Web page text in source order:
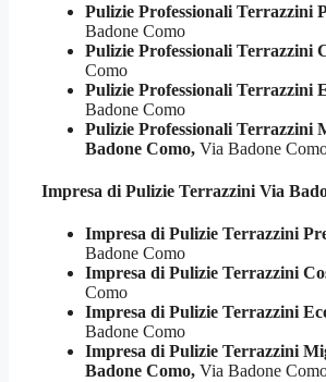
Pulizie Professionali Terrazzini
Badone Como
Pulizie Professionali Terrazzini
Como
Pulizie Professionali Terrazzini
Badone Como
Pulizie Professionali Terrazzini
Badone Como, Via Badone
Impresa di Pulizie Terrazzini Via
Impresa di Pulizie Terrazzini
Badone Como
Impresa di Pulizie Terrazzini
Como
Impresa di Pulizie Terrazzini
Badone Como
Impresa di Pulizie Terrazzini
Badone Como, Via Badone